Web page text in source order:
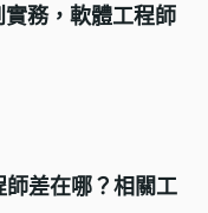
務，軟體工程師
差在哪？相關工